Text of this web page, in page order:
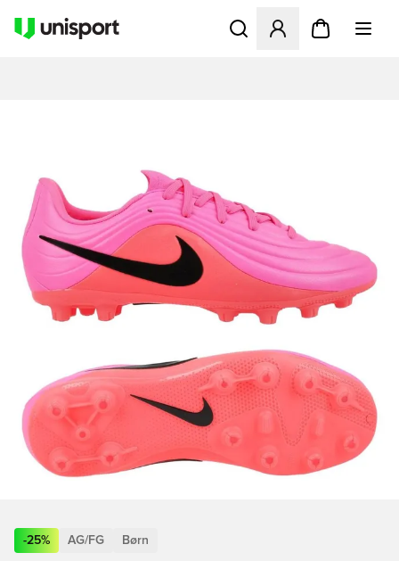
Åbner en Modal til at
-25% AG/FG Børn